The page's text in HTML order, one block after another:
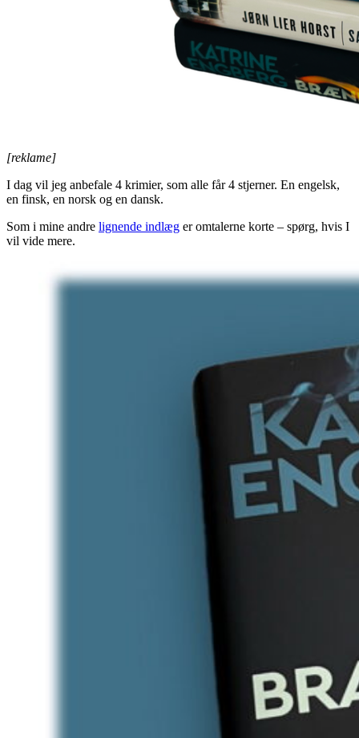
[reklame]
I dag vil jeg anbefale 4 krimier, som alle får 4 stjerner. En engelsk,
en finsk, en norsk og en dansk.
Som i mine andre lignende indlæg er omtalerne korte – spørg, hvis I
vil vide mere.